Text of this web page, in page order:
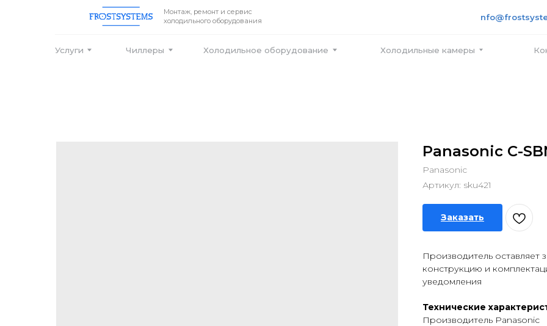
info@frostsystems.ru
Монтаж, ремонт и сервис
холодильного оборудования
ПН-ПТ с
Panasonic C-
Panasonic
Артикул: sku421
Заказать
Производитель оставляет
конструкцию и
уведомления
Технические
Производитель Panasonic